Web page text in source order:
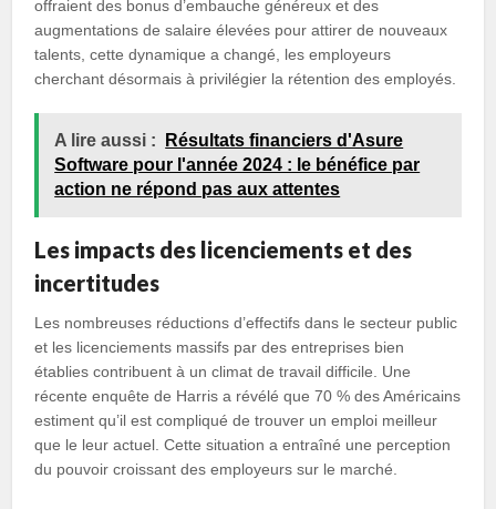
offraient des bonus d’embauche généreux et des
augmentations de salaire élevées pour attirer de nouveaux
talents, cette dynamique a changé, les employeurs
cherchant désormais à privilégier la rétention des employés.
A lire aussi :
Résultats financiers d'Asure
Software pour l'année 2024 : le bénéfice par
action ne répond pas aux attentes
Les impacts des licenciements et des
incertitudes
Les nombreuses réductions d’effectifs dans le secteur public
et les licenciements massifs par des entreprises bien
établies contribuent à un climat de travail difficile. Une
récente enquête de Harris a révélé que 70 % des Américains
estiment qu’il est compliqué de trouver un emploi meilleur
que le leur actuel. Cette situation a entraîné une perception
du pouvoir croissant des employeurs sur le marché.